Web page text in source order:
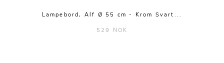
Lampebord, Alf Ø 55 cm - Krom Svart...
529 NOK